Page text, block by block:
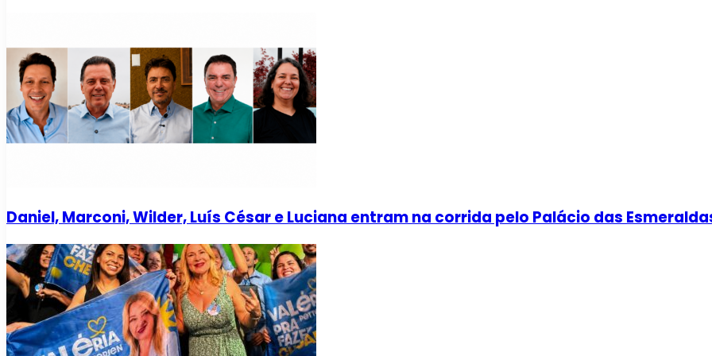
Daniel, Marconi, Wilder, Luís César e Luciana entram na corrida pelo Palácio das